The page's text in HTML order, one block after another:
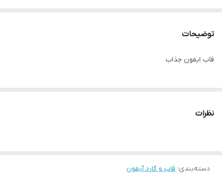
توضیحات
قاب ایفون جذاب
نظرات
دسته‌بندی: قاب و گارد آیفون